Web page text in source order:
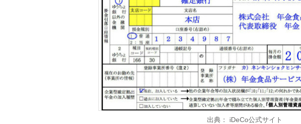
出典： iDeCo公式サイト